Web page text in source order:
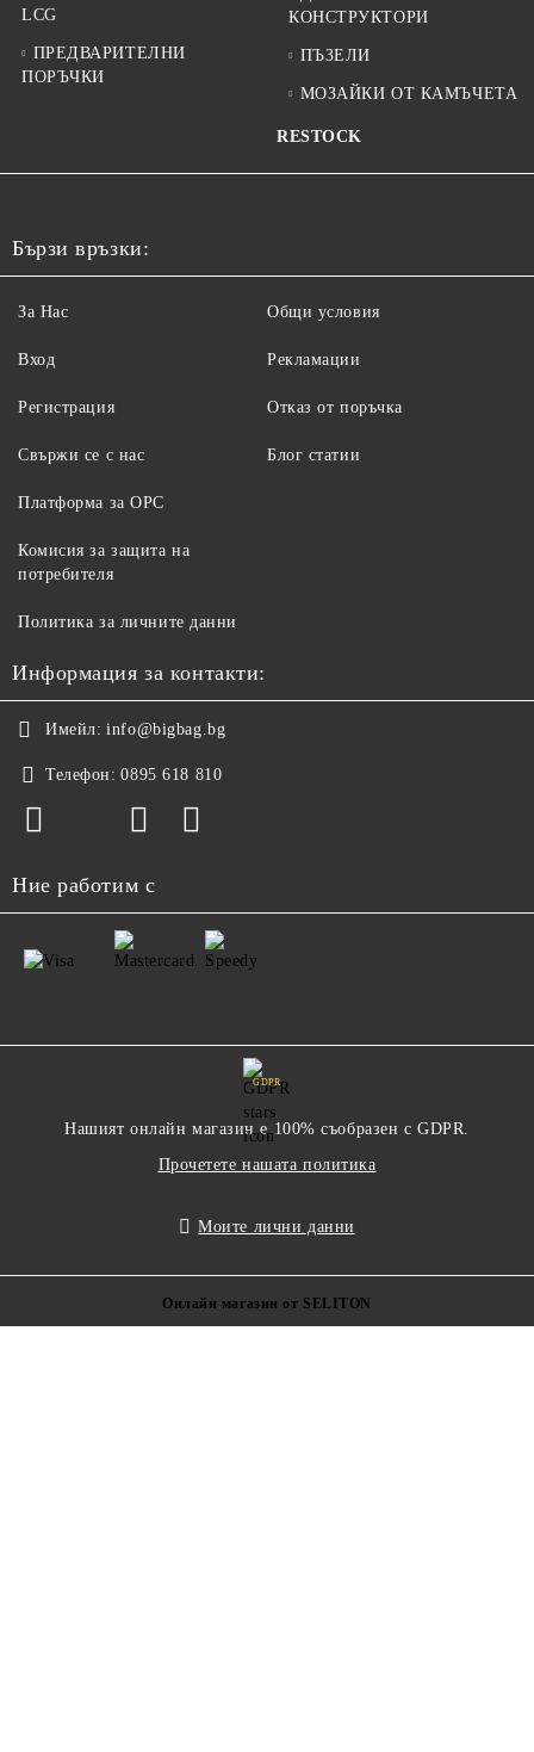
LCG
ПРЕДВАРИТЕЛНИ
ПОРЪЧКИ
КОНСТРУКТОРИ
ПЪЗЕЛИ
МОЗАЙКИ ОТ КАМЪЧЕТА
RESTOCK
Бързи връзки:
За Нас
Вход
Регистрация
Свържи се с нас
Общи условия
Рекламации
Отказ от поръчка
Блог статии
Платформа за ОРС
Комисия за защита на
потребителя
Политика за личните данни
Информация за контакти:
Имейл: info@bigbag.bg
Телефон: 0895 618 810
Ние работим с
GDPR
Нашият онлайн магазин е 100% съобразен с GDPR.
Прочетете нашата политика
Моите лични данни
Онлайн магазин от SELITON